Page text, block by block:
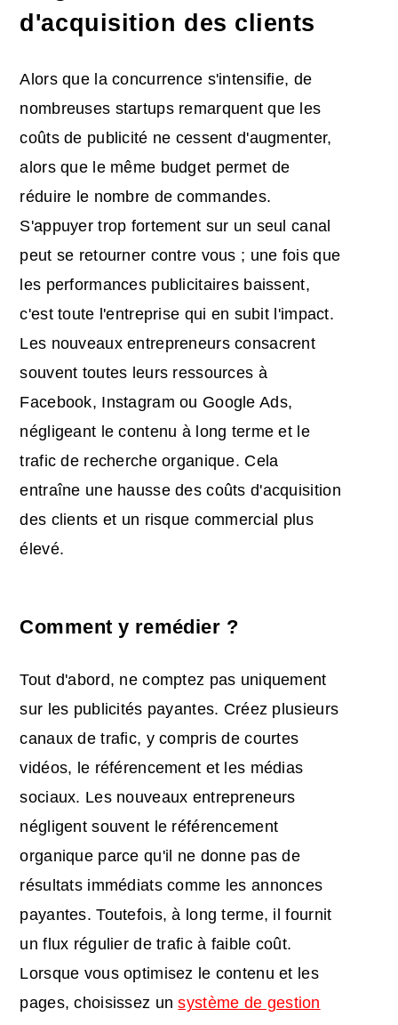
d'acquisition des clients
Alors que la concurrence s'intensifie, de
nombreuses startups remarquent que les
coûts de publicité ne cessent d'augmenter,
alors que le même budget permet de
réduire le nombre de commandes.
S'appuyer trop fortement sur un seul canal
peut se retourner contre vous ; une fois que
les performances publicitaires baissent,
c'est toute l'entreprise qui en subit l'impact.
Les nouveaux entrepreneurs consacrent
souvent toutes leurs ressources à
Facebook, Instagram ou Google Ads,
négligeant le contenu à long terme et le
trafic de recherche organique. Cela
entraîne une hausse des coûts d'acquisition
des clients et un risque commercial plus
élevé.
Comment y remédier ?
Tout d'abord, ne comptez pas uniquement
sur les publicités payantes. Créez plusieurs
canaux de trafic, y compris de courtes
vidéos, le référencement et les médias
sociaux. Les nouveaux entrepreneurs
négligent souvent le référencement
organique parce qu'il ne donne pas de
résultats immédiats comme les annonces
payantes. Toutefois, à long terme, il fournit
un flux régulier de trafic à faible coût.
Lorsque vous optimisez le contenu et les
pages, choisissez unsystème de gestion